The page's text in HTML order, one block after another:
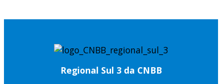
Regional Sul 3 da CNBB